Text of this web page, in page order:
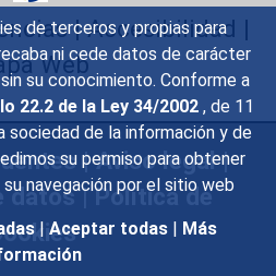
de terceros y propias para
ni cede datos de carácter
su conocimiento. Conforme a
22.2 de la Ley 34/2002 , de 11
sociedad de la información y de
su permiso para obtener
navegación por el sitio web
| Aceptar todas | Más
|Accesibilidad |
Web
|Aviso legal|
datos|Política de